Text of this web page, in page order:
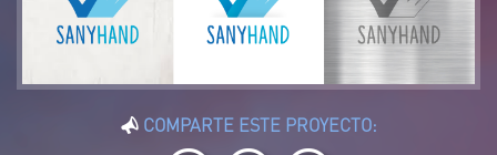
COMPARTE ESTE PROYECTO: